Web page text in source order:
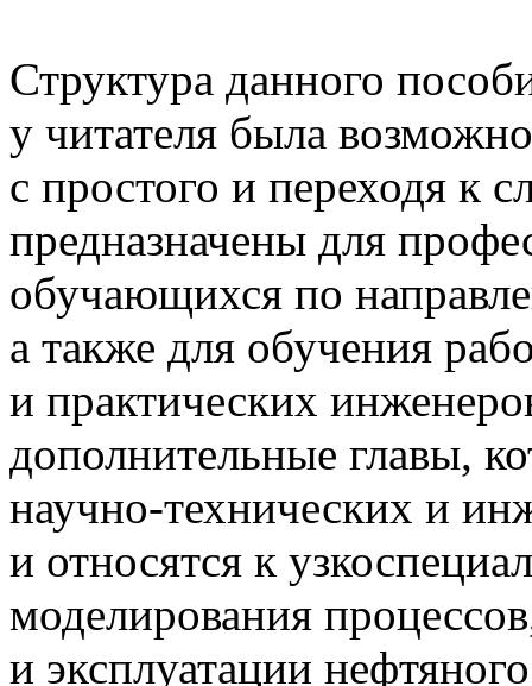
Структура данного
у читателя была
с простого и переходя к
предназначены для
обучающихся по
а также для обучения
и практических
дополнительные главы,
научно-технических и
и относятся к
моделирования
и эксплуатации